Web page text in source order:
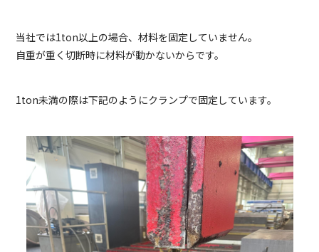
当社では1ton以上の場合、材料を固定していません。
自重が重く切断時に材料が動かないからです。
1ton未満の際は下記のようにクランプで固定しています。